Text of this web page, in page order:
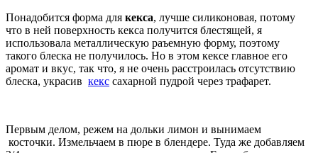
Понадобится форма для кекса, лучше силиконовая, потому
что в ней поверхность кекса получится блестящей, я
использовала металлическую раъемную форму, поэтому
такого блеска не получилось. Но в этом кексе главное его
аромат и вкус, так что, я не очень расстроилась отсутствию
блеска, украсив кекс сахарной пудрой через трафарет.
Первым делом, режем на дольки лимон и вынимаем
косточки. Измельчаем в пюре в блендере. Туда же добавляем